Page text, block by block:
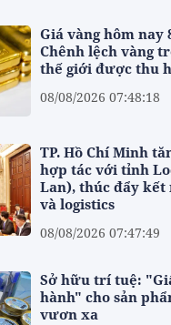
Giá vàng hôm nay
Chênh lệch vàng
thế giới được thu
08/08/2026 07:48:18
TP. Hồ Chí Minh
hợp tác với tỉnh
Lan), thúc đẩy
và logistics
08/08/2026 07:47:49
Sở hữu trí tuệ:
hành" cho sản
vươn xa